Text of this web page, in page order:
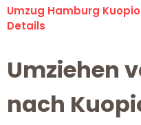
Umzug Hamburg
Details
Umziehen
nach